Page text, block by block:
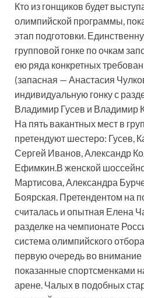
Кто из гонщиков будет
олимпийской программы,
этап подготовки.
групповой гонке по очкам
ею ряда конкретных
(запасная — Анастасия
индивидуальную гонку с
Владимир Гусев и Владимир
На пять вакантных мест в
претендуют шестеро: Гусев,
Сергей Иванов, Александр
Ефимкин.В женской
Мартисова, Александра
Боярская. Претендентом на
считалась и опытная Елена
разделке на чемпионате
система олимпийского
первую очередь во внимание
показанные спортсменками
арене. Чалых в подобных